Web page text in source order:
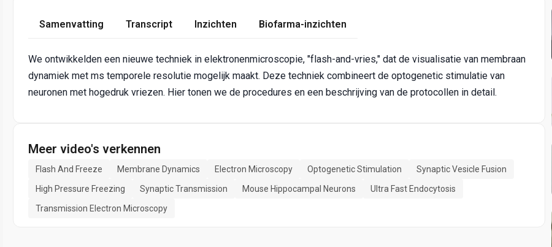
Samenvatting Transcript Inzichten Biofarma-inzichten
We ontwikkelden een nieuwe techniek in elektronenmicroscopie, "flash-and-vries," dat de visualisatie van membraan
dynamiek met ms temporele resolutie mogelijk maakt. Deze techniek combineert de optogenetic stimulatie van
neuronen met hogedruk vriezen. Hier tonen we de procedures en een beschrijving van de protocollen in detail.
Meer video's verkennen
Flash And Freeze Membrane Dynamics Electron Microscopy Optogenetic Stimulation
Synaptic Vesicle Fusion
High Pressure Freezing
Synaptic Transmission Mouse Hippocampal Neurons
Ultra Fast Endocytosis
Transmission Electron Microscopy